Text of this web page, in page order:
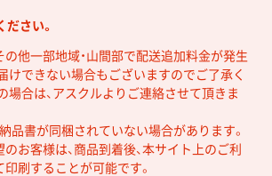
さい。
の他一部地域・山間部で配送追加料金が発生
けできない場合もございますのでご了承く
場合は、アスクルよりご連絡させて頂きま
品書が同梱されていない場合があります。
お客様は、商品到着後、本サイト上のご利
刷することが可能です。